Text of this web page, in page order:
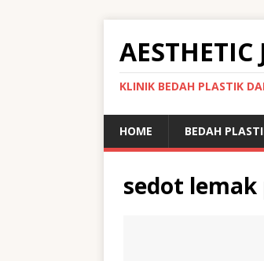
AESTHETIC
KLINIK BEDAH PLASTIK
HOME BEDAH
sedot